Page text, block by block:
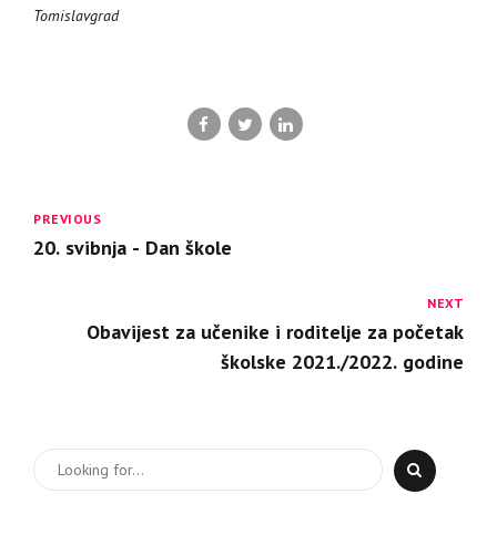
Tomislavgrad
PREVIOUS
20. svibnja - Dan škole
NEXT
Obavijest za učenike i roditelje za početak
školske 2021./2022. godine